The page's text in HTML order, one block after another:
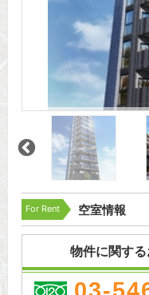
For Rent 空室情報
物件に関す